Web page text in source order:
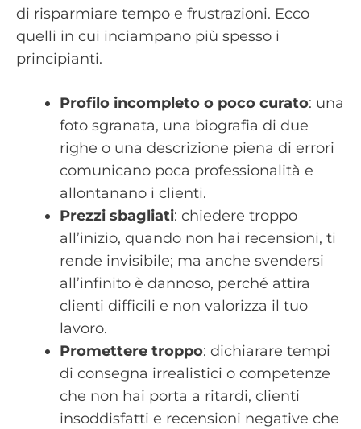
di risparmiare tempo e frustrazioni. Ecco
quelli in cui inciampano più spesso i
principianti.
Profilo incompleto o poco curato: una
foto sgranata, una biografia di due
righe o una descrizione piena di errori
comunicano poca professionalità e
allontanano i clienti.
Prezzi sbagliati: chiedere troppo
all’inizio, quando non hai recensioni, ti
rende invisibile; ma anche svendersi
all’infinito è dannoso, perché attira
clienti difficili e non valorizza il tuo
lavoro.
Promettere troppo: dichiarare tempi
di consegna irrealistici o competenze
che non hai porta a ritardi, clienti
insoddisfatti e recensioni negative che